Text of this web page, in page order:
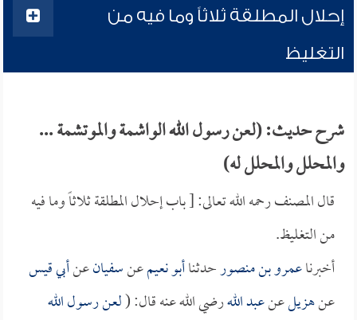
إحلال المطلقة ثلاثاً وما فيه من
التغليظ
شرح حديث: (لعن رسول الله الواشمة والموتشمة ...
والمحلل والمحلل له)
قال المصنف رحمه الله تعالى: [ باب إحلال المطلقة ثلاثاً وما فيه
من التغليظ.
أخبرناعمرو بن منصورحدثناأبو نعيمعنسفيانعنأبي قيس
عنهزيلعنعبد اللهرضي الله عنه قال: (لعن رسول الله